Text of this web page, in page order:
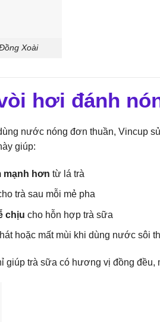
Xoài
hơi đánh
nước nóng đơn thuần, Vincup
giúp:
mạnh hơn từ lá trà
trà sau mỗi mẻ pha
chịu cho hỗn hợp trà sữa
hoặc mất mùi khi dùng nước sôi
giúp trà sữa có hương vị đồng đều,